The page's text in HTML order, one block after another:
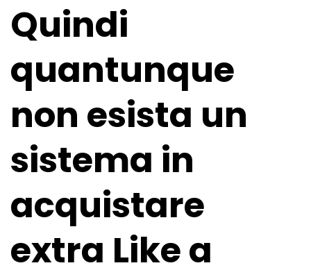
Quindi
quantunque
non esista un
sistema in
acquistare
extra Like a